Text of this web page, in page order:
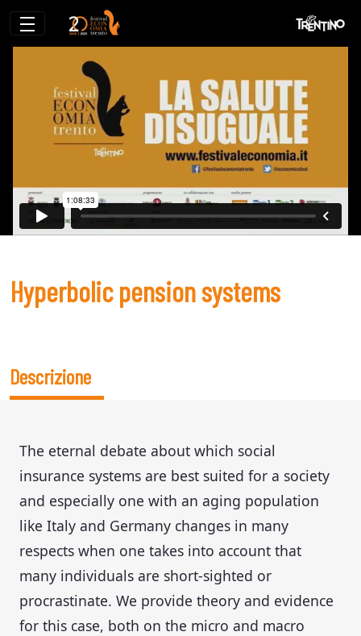
Hyperbolic pension systems
Hyperbolic pension systems
Descrizione
The eternal debate about which social
insurance systems are best suited for a society
and especially one with an aging population
like Italy and Germany changes in many
respects when one takes into account that
many individuals are short-sighted or
procrastinate. We provide theory and evidence
for this case, both on the micro and macro